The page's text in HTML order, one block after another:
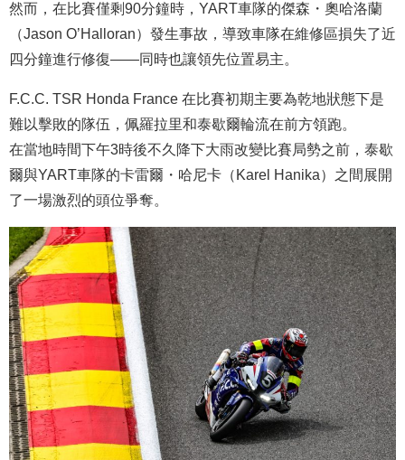
然而，在比賽僅剩90分鐘時，YART車隊的傑森・奧哈洛蘭
（Jason O’Halloran）發生事故，導致車隊在維修區損失了近
四分鐘進行修復——同時也讓領先位置易主。
F.C.C. TSR Honda France 在比賽初期主要為乾地狀態下是
難以擊敗的隊伍，佩羅拉里和泰歇爾輪流在前方領跑。
在當地時間下午3時後不久降下大雨改變比賽局勢之前，泰歇
爾與YART車隊的卡雷爾・哈尼卡（Karel Hanika）之間展開
了一場激烈的頭位爭奪。